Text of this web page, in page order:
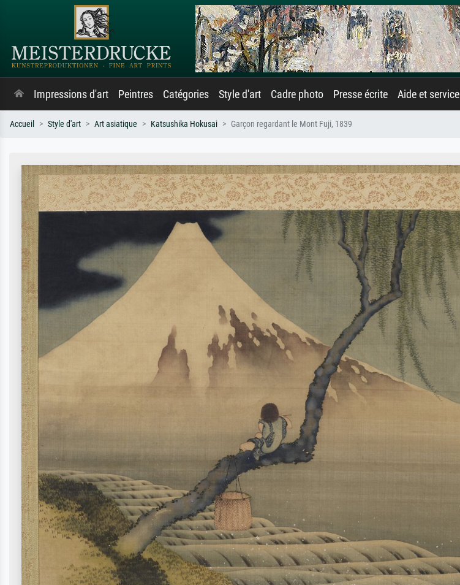
Impressions d'art Peintres Catégories Style d'art Cadre photo Presse écrite Aide et service
Accueil Style d'art Art asiatique Katsushika Hokusai Garçon regardant le Mont Fuji, 1839